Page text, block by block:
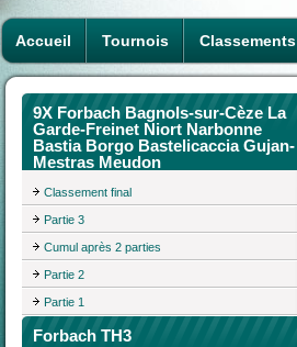
Accueil Tournois Classements
9X Forbach Bagnols-sur-Cèze La
Garde-Freinet Niort Narbonne
Bastia Borgo Bastelicaccia Gujan-
Mestras Meudon
Classement final
Partie 3
Cumul après 2 parties
Partie 2
Partie 1
Forbach TH3